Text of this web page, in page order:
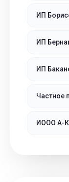
ИП
ИП
ИП
Частное
ИООО А-